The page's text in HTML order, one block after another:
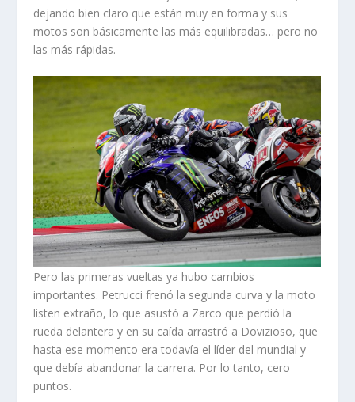
dejando bien claro que están muy en forma y sus
motos son básicamente las más equilibradas… pero no
las más rápidas.
Pero las primeras vueltas ya hubo cambios
importantes. Petrucci frenó la segunda curva y la moto
listen extraño, lo que asustó a Zarco que perdió la
rueda delantera y en su caída arrastró a Dovizioso, que
hasta ese momento era todavía el líder del mundial y
que debía abandonar la carrera. Por lo tanto, cero
puntos.